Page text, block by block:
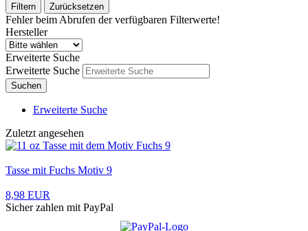
Filtern Zurücksetzen
Fehler beim Abrufen der verfügbaren Filterwerte!
Hersteller
Erweiterte Suche
Erweiterte Suche
Suchen
Erweiterte Suche
Zuletzt angesehen
Tasse mit Fuchs Motiv 9
8,98 EUR
Sicher zahlen mit PayPal